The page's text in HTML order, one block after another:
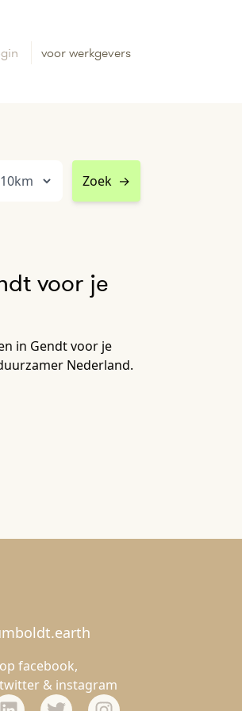
voor werkgevers
Zoek →
voor je
in Gendt voor je
Nederland.
facebook,
twitter & instagram